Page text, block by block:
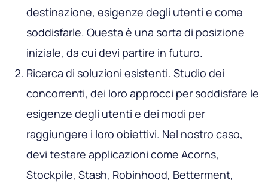
destinazione, esigenze degli utenti e come
soddisfarle. Questa è una sorta di posizione
iniziale, da cui devi partire in futuro.
Ricerca di soluzioni esistenti. Studio dei
concorrenti, dei loro approcci per soddisfare le
esigenze degli utenti e dei modi per
raggiungere i loro obiettivi. Nel nostro caso,
devi testare applicazioni come Acorns,
Stockpile, Stash, Robinhood, Betterment,